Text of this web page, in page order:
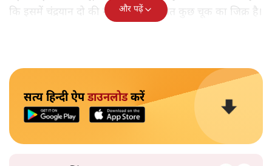
कि इसमें चंद्रयान दो की नाकामी से संबंधित कुछ चूक का जिक्र है।
और पढ़ें
सत्य हिन्दी ऐपडाउनलोडकरें